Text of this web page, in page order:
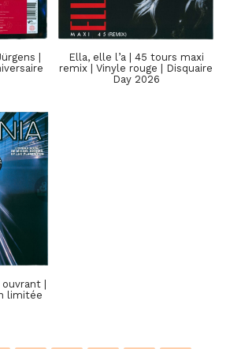
|
Ella, elle l’a | 45 tours maxi
remix | Vinyle rouge | Disquaire
Day 2026
|
limitée